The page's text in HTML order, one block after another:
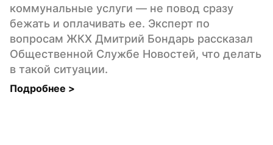
коммунальные услуги — не повод сразу
бежать и оплачивать ее. Эксперт по
вопросам ЖКХ Дмитрий Бондарь рассказал
Общественной Службе Новостей, что делать
в такой ситуации.
Подробнее >